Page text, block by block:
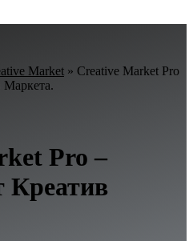
Market » Creative Market Pro
Маркета.
Pro –
Креатив